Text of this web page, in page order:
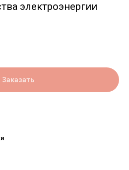
электроэнергии
Заказать